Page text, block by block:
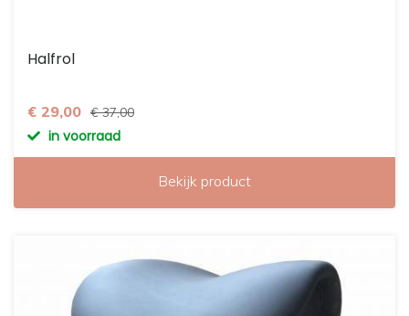
Halfrol
€ 29,00 € 37,00
in voorraad
Bekijk product